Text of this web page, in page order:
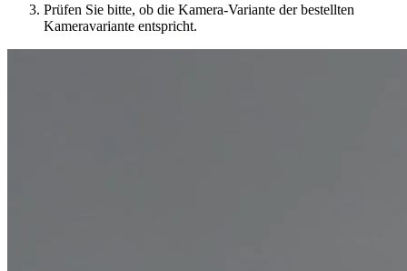
Prüfen Sie bitte, ob die Kamera-Variante der bestellten
Kameravariante entspricht.